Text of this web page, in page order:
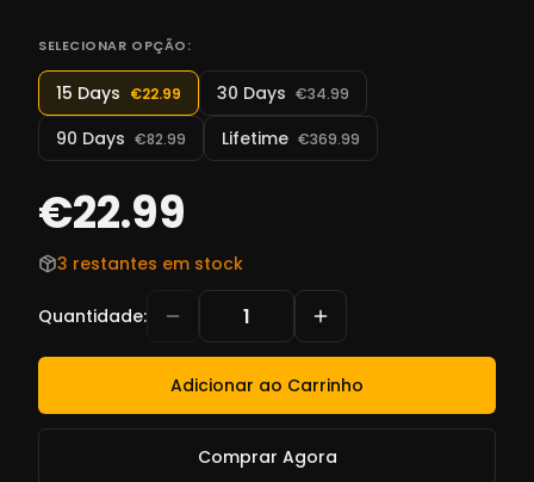
SELECIONAR OPÇÃO:
15 Days €22.99 30 Days €34.99
90 Days €82.99 Lifetime €369.99
€22.99
3 restantes em stock
Quantidade:
Adicionar ao Carrinho
Comprar Agora